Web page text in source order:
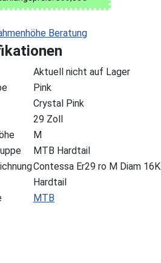
Aktuell nicht auf Lager
Pink
Crystal Pink
29 Zoll
M
MTB Hardtail
Contessa Er29 ro M Diam 16K
Hardtail
MTB